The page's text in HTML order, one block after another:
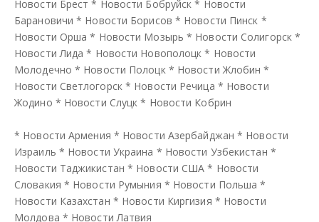
Новости Брест * Новости Бобруйск * Новости
Барановичи * Новости Борисов * Новости Пинск *
Новости Орша * Новости Мозырь * Новости Солигорск*
Новости Лида * Новости Новополоцк * Новости
Молодечно * Новости Полоцк* Новости Жлобин *
Новости Светлогорск* Новости Речица * Новости
Жодино * Новости Слуцк * Новости Кобрин
* Новости Армения * Новости Азербайджан * Новости
Израиль * Новости Украина * Новости Узбекистан *
Новости Таджикистан * Новости США * Новости
Словакия * Новости Румыния * Новости Польша *
Новости Казахстан * Новости Киргизия * Новости
Молдова * Новости Латвия